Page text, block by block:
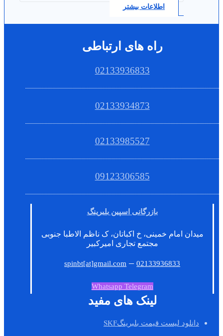
اطلاعات بیشتر
راه های ارتباطی
02133936833
02133934873
02133985527
09123306585
بازرگانی اسپین بلبرینگ
میدان امام خمینی، خ اکباتان، ک ناظم الاطبا جنوبی
مجتمع تجاری امیرکبیر
spinbt[at]gmail.com –02133936833
Whatsapp Telegram
لینک های مفید
دانلود لیست قیمت بلبرینگSKF